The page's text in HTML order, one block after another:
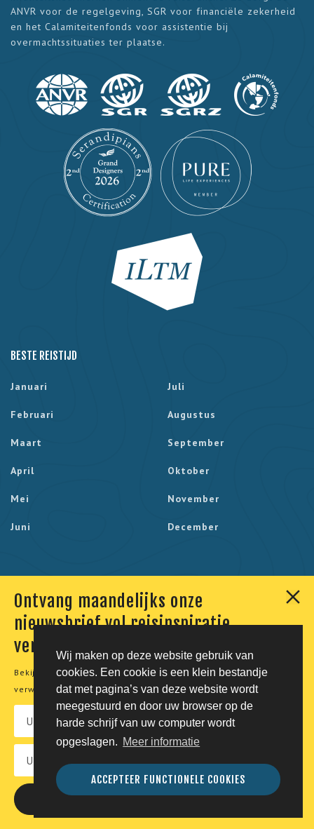
Wij maken op deze website gebruik van
cookies. Een cookie is een klein bestandje
dat met pagina’s van deze website wordt
meegestuurd en door uw browser op de
harde schrijf van uw computer wordt
opgeslagen. Meer informatie
ACCEPTEER FUNCTIONELE COOKIES
Ontvang maandelijks onze
nieuwsbrief vol reisinspiratie,
verhalen en aanbiedingen
Bekijk onzeprivacyverklaringvoor meer informatie over de
verwerking van uw persoonsgegevens.
ANVR voor de regelgeving, SGR voor financiële zekerheid
en het Calamiteitenfonds voor assistentie bij
overmachtssituaties ter plaatse.
BESTE REISTIJD
Januari
Februari
Maart
April
Mei
Juni
Juli
Augustus
September
Oktober
November
December
Afrika
Europa
Latijns-Amerika
Noord-Amerika
Azië
Indische Oceaan
Oceanië